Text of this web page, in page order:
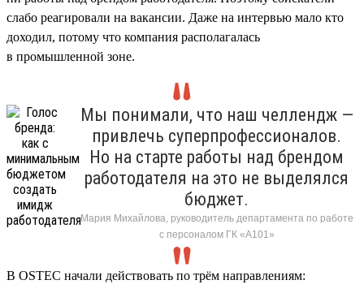
слабо реагировали на вакансии. Даже на интервью мало кто
доходил, потому что компания располагалась
в промышленной зоне.
Мы понимали, что наш челлендж —
привлечь суперпрофессионалов.
Но на старте работы над брендом
работодателя на это не выделялся
бюджет.
Мария Михайлова, руководитель департамента по работе
с персоналом ГК «А101»
В OSTEC начали действовать по трём направлениям: